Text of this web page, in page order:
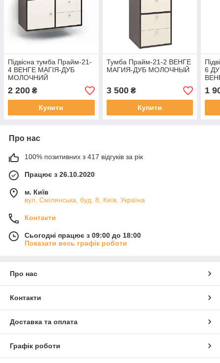
Підвісна тумба Прайм-21-
4 ВЕНГЕ МАГІЯ-ДУБ
МОЛОЧНИЙ
2 200 ₴
Купити
Тумба Прайм-21-2 ВЕНГЕ
МАГИЯ-ДУБ МОЛОЧНЫЙ
3 500₴
Купити
6
1
Про нас
100% позитивних з 417 відгуків за рік
Працює з 26.10.2020
м. Київ
вул. Смілянська, буд. 8, Київ, Україна
Контакти
Сьогодні працює з 09:00 до 18:00
Показати весь графік роботи
Про нас
Контакти
Доставка та оплата
Графік роботи